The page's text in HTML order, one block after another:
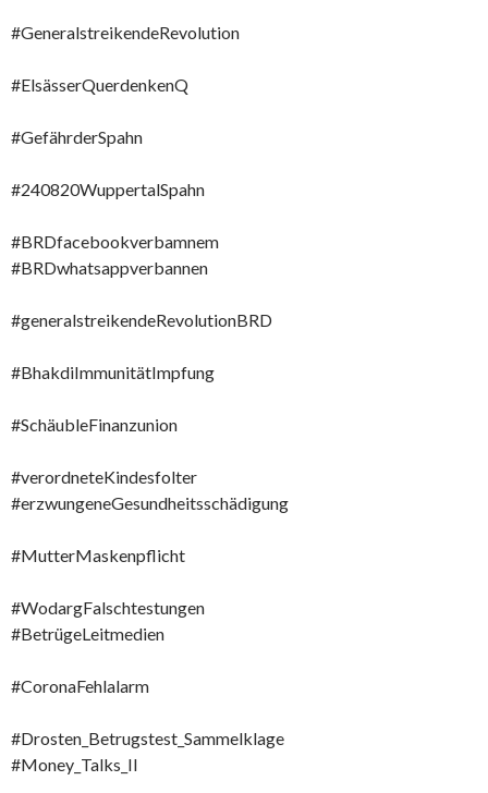
#GeneralstreikendeRevolution
#ElsässerQuerdenkenQ
#GefährderSpahn
#240820WuppertalSpahn
#BRDfacebookverbamnem
#BRDwhatsappverbannen
#generalstreikendeRevolutionBRD
#BhakdiImmunitätImpfung
#SchäubleFinanzunion
#verordneteKindesfolter
#erzwungeneGesundheitsschädigung
#MutterMaskenpflicht
#WodargFalschtestungen
#BetrügeLeitmedien
#CoronaFehlalarm
#Drosten_Betrugstest_Sammelklage
#Money_Talks_II